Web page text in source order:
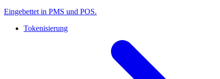
Eingebettet in PMS und POS.
Tokenisierung